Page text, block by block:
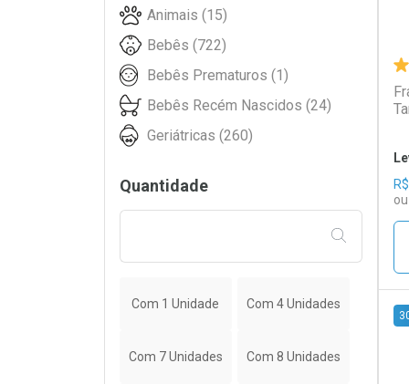
R$
Pom Pom (41)
Tena (145)
TURMA DA MONICA BABY (11)
Wellness (2)
Animais (15)
Bebês (722)
Bebês Prematuros (1)
Bebês Recém Nascidos (24)
Geriátricas (260)
Quantidade
FILTRAR
Com 1 Unidade Com 4 Unidades
Com 7 Unidades Com 8 Unidades